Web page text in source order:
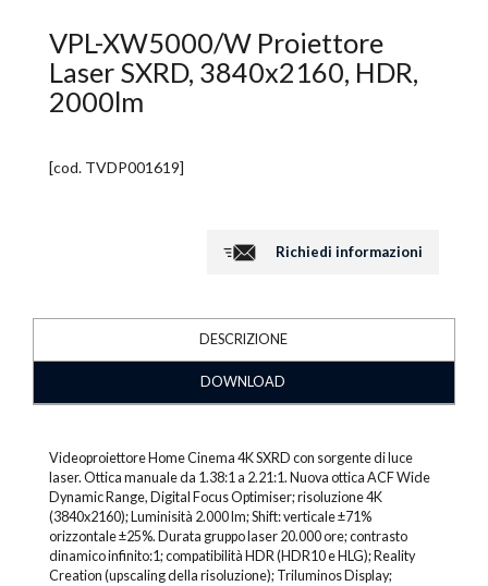
VPL-XW5000/W Proiettore
Laser SXRD, 3840x2160, HDR,
2000lm
[cod. TVDP001619]
Richiedi informazioni
DESCRIZIONE
DOWNLOAD
Videoproiettore Home Cinema 4K SXRD con sorgente di luce
laser. Ottica manuale da 1.38:1 a 2.21:1. Nuova ottica ACF Wide
Dynamic Range, Digital Focus Optimiser; risoluzione 4K
(3840x2160); Luminisità 2.000 lm; Shift: verticale ±71%
orizzontale ±25%. Durata gruppo laser 20.000 ore; contrasto
dinamico infinito:1; compatibilità HDR (HDR10 e HLG); Reality
Creation (upscaling della risoluzione); Triluminos Display;